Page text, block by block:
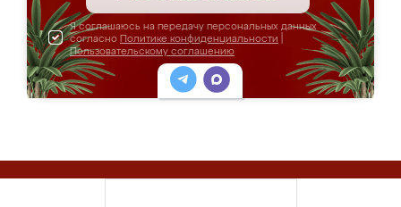
Я соглашаюсь на передачу персональных данных
согласно Политике конфиденциальности
Пользовательскому соглашению